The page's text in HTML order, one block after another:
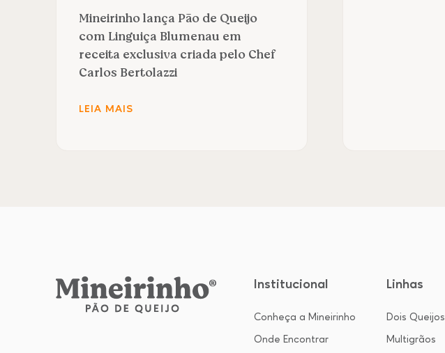
Mineirinho lança Pão de Queijo
com Linguiça Blumenau em
receita exclusiva criada pelo Chef
Carlos Bertolazzi
LEIA MAIS
Institucional
Conheça a Mineirinho
Onde Encontrar
Linhas
Dois Queijos
Multigrãos